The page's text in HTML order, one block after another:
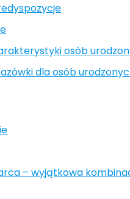
osób
dla osób
– wyjątkowa